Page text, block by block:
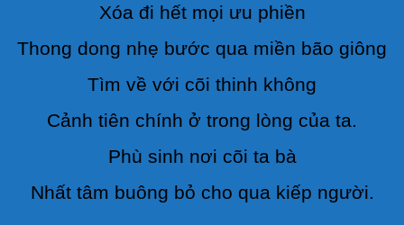
Xóa đi hết mọi ưu phiền
Thong dong nhẹ bước qua miền bão giông
Tìm về với cõi thinh không
Cảnh tiên chính ở trong lòng của ta.
Phù sinh nơi cõi ta bà
Nhất tâm buông bỏ cho qua kiếp người.